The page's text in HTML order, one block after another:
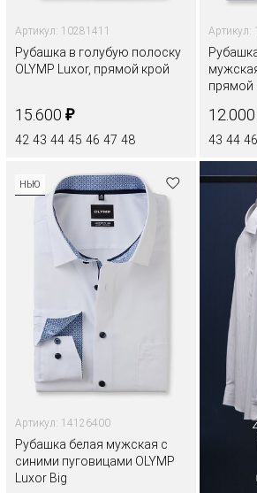
Артикул: 10281411
Рубашка в голубую полоску
OLYMP Luxor, прямой крой
15.600 ₽
42 43 44 45 46 47 48
Артикул:
прямой
12.000
43 44 46
НЬЮ
Артикул: 14126400
Рубашка белая мужская с
синими пуговицами OLYMP
Luxor Big